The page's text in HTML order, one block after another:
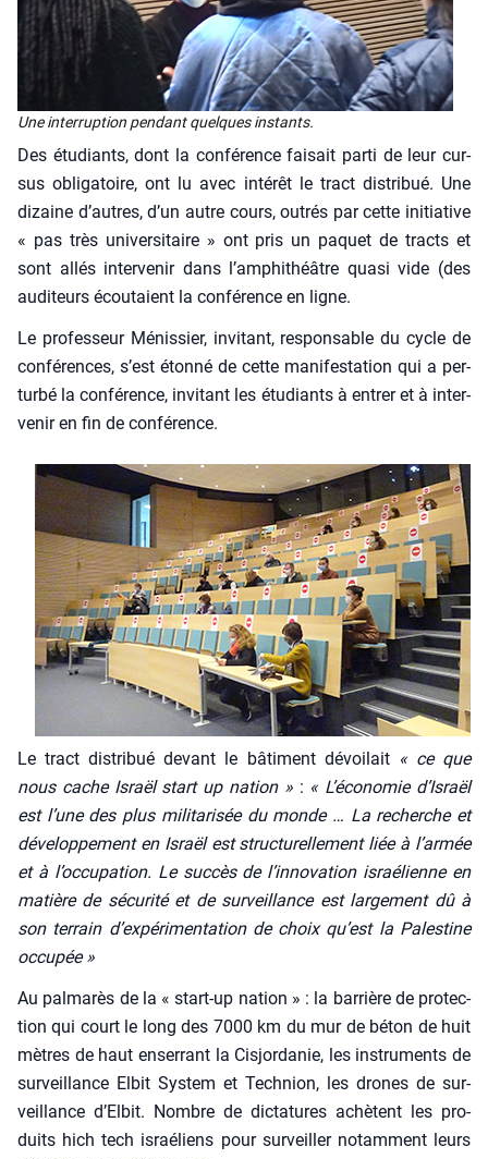
Une inter­rup­tion pen­dant quelques ins­tants.
Des étu­diants, dont la confé­rence fai­sait par­ti de leur cur­
sus obli­ga­toire, ont lu avec inté­rêt le tract dis­tri­bué. Une
dizaine d’autres, d’un autre cours, outrés par cette ini­tia­tive
« pas très uni­ver­si­taire » ont pris un paquet de tracts et
sont allés inter­ve­nir dans l’amphithéâtre qua­si vide (des
audi­teurs écou­taient la confé­rence en ligne.
Le pro­fes­seur Ménis­sier, invi­tant, res­pon­sable du cycle de
confé­rences, s’est éton­né de cette mani­fes­ta­tion qui a per­
tur­bé la confé­rence, invi­tant les étu­diants à entrer et à inter­
ve­nir en fin de confé­rence.
Le tract dis­tri­bué devant le bâti­ment dévoi­lait « ce que
nous cache Israël start up nation »: « L’économie d’Israël
est l’une des plus mili­ta­ri­sée du monde … La recherche et
déve­lop­pe­ment en Israël est struc­tu­rel­le­ment liée à l’armée
et à l’occupation. Le suc­cès de l’innovation israé­lienne en
matière de sécu­ri­té et de sur­veillance est lar­ge­ment dû à
son ter­rain d’expérimentation de choix qu’est la Pales­tine
occu­pée »
Au pal­ma­rès de la « start-up nation » : la bar­rière de pro­tec­
tion qui court le long des 7000 km du mur de béton de huit
mètres de haut enser­rant la Cis­jor­da­nie, les ins­tru­ments de
sur­veillance Elbit Sys­tem et Tech­nion, les drones de sur­
veillance d’Elbit. Nombre de dic­ta­tures achètent les pro­
duits hich tech israé­liens pour sur­veiller notam­ment leurs